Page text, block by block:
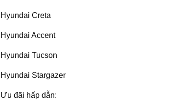
Hyundai Creta
Hyundai Accent
Hyundai Tucson
Hyundai Stargazer
Ưu đãi hấp dẫn: